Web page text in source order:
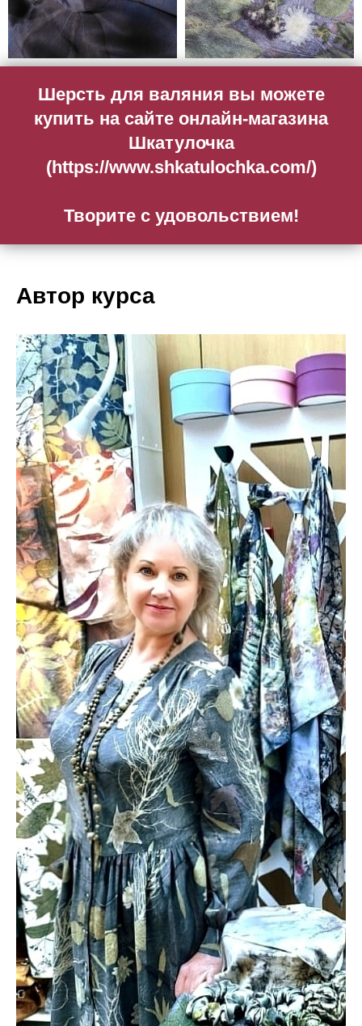
Шерсть для валяния вы можете
купить на сайте онлайн-магазина
Шкатулочка
(https://www.shkatulochka.com/)
Творите с удовольствием!
Автор курса